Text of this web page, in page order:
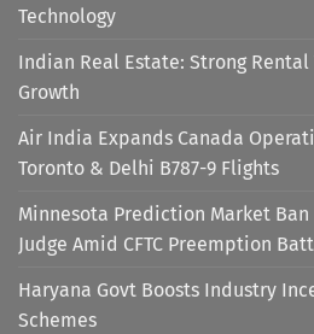
Technology
Indian Real Estate: Strong
Growth
Air India Expands Canada
Toronto & Delhi B787-9 Flights
Minnesota Prediction Market
Judge Amid CFTC Preemption
Haryana Govt Boosts Industry
Schemes